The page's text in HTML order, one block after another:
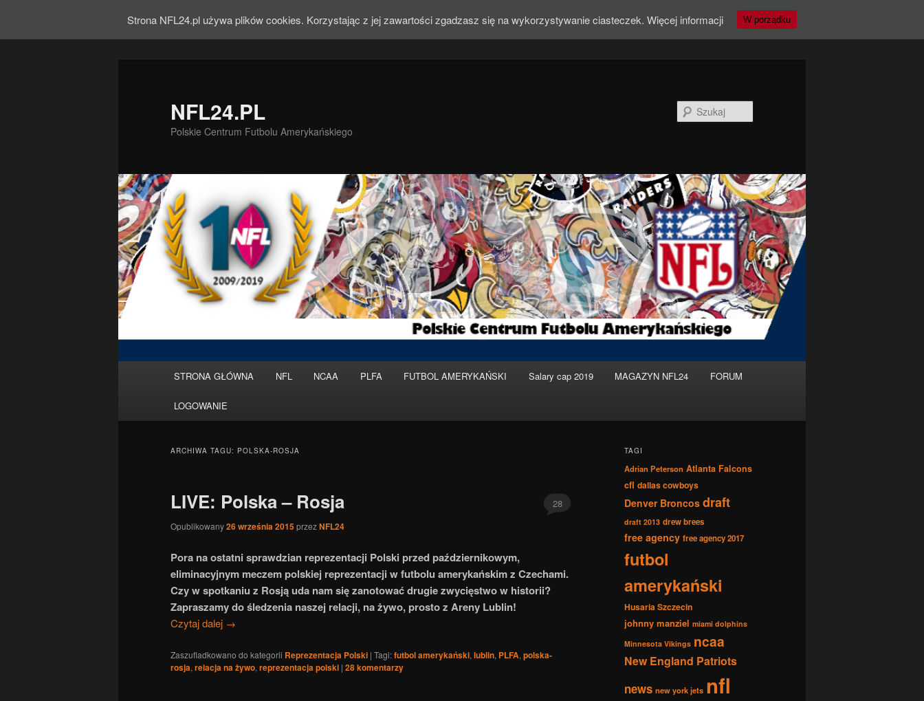
NFL24.PL
Polskie Centrum Futbolu Amerykańskiego
Przeskocz
do
tekstu
Przeskocz
do
widgetów
STRONA GŁÓWNA NFL NCAA PLFA FUTBOL AMERYKAŃSKI Salary cap 2019 MAGAZYN NFL24 FORUM
LOGOWANIE
ARCHIWA TAGU: POLSKA-ROSJA
LIVE: Polska – Rosja
Opublikowany26 września 2015przezNFL24
28
Pora na ostatni sprawdzian reprezentacji Polski przed październikowym,
eliminacyjnym meczem polskiej reprezentacji w futbolu amerykańskim z Czechami.
Czy w spotkaniu z Rosją uda nam się zanotować drugie zwycięstwo w historii?
Zapraszamy do śledzenia naszej relacji, na żywo, prosto z Areny Lublin!
Czytaj dalej →
Zaszufladkowano do kategorii Reprezentacja Polski | Tagi:futbol amerykański, lublin, PLFA, polska-
rosja, relacja na żywo, reprezentacja polski | 28komentarzy
TAGI
Adrian Peterson Atlanta Falcons
cfl dallas cowboys
Denver Broncos draft
draft 2013 drew brees
free agency free agency 2017
futbol
amerykański
Husaria Szczecin
johnny manziel miami dolphins
Minnesota Vikings ncaa
New England Patriots
news new york jets nfl
Strona NFL24.pl używa plików cookies. Korzystając z jej zawartości zgadzasz się na wykorzystywanie ciasteczek. Więcej informacji W porządku